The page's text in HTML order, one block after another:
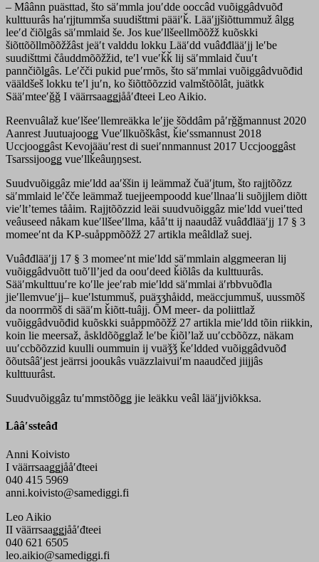
– Mâânn puästtad, što säʹmmla jouʹdde ooccâd vuõiggâdvuõđ
kulttuurâs haʹrjjtummša suudišttmi pääiʹǩ. Lääʹjjšiõttummuž âlgg
leeʹd čiõlǥâs säʹmmlaid še. Jos kueʹllšeellmõõžž kuõskki
šiõttõõllmõõžžâst jeäʹt valddu lokku Lääʹdd vuâđđlääʹjj leʹbe
suudišttmi čåuddmõõžžid, teʹl vueʹǩǩ lij säʹmmlaid čuuʹt
pannčiõlǥâs. Leʹčči pukid pueʹrmõs, što säʹmmlai vuõiggâdvuõđid
vääldšeš lokku teʹl juʹn, ko šiõttõõzzid valmštõõlât, juätkk
Sääʹmteeʹǧǧ I väärrsaaǥǥjååʹđteei Leo Aikio.
Reenvuâlaž kueʹlšeeʹllemreäkka leʹjje šõddâm påʹrǧǧmannust 2020
Aanrest Juutuajooǥǥ Vueʹllkuõškâst, ǩieʹssmannust 2018
Uccjooǥǥâst Kevojääuʹrest di sueiʹnnmannust 2017 Uccjooǥǥâst
Tsarssijooǥǥ vueʹllǩeâuŋŋsest.
Suudvuõiggâz mieʹldd aaʹššin ij leämmaž čuäʹjtum, što rajjtõõzz
säʹmmlaid leʹčče leämmaž tuejjeempoodd kueʹllnaaʹli suõjjlem diõtt
vieʹltʼtemes tååim. Rajjtõõzzid leäi suudvuõiggâz mieʹldd vueiʹtted
veâuseed nåkam kueʹllšeeʹllma, kååʹtt ij naaudâž vuâđđlääʹjj 17 § 3
momeeʹnt da KP-suåppmõõžž 27 artikla meâldlaž suej.
Vuâđđlääʹjj 17 § 3 momeeʹnt mieʹldd säʹmmlain alggmeeran lij
vuõiggâdvuõtt tuõʹllʼjed da oouʹdeed ǩiõlâs da kulttuurâs.
Sääʹmkulttuuʹre koʹlle jeeʹrab mieʹldd säʹmmlai äʹrbbvuõđla
jieʹllemvueʹjj– kueʹlstummuš, puäʒʒhåidd, meäccjummuš, uussmõš
da noorrmõš di sääʹm ǩiõtt-tuâjj. ÕM meer- da poliittlaž
vuõiggâdvuõđid kuõskki suåppmõõžž 27 artikla mieʹldd tõin riikkin,
koin lie meersaž, åskldõõǥǥlaž leʹbe ǩiõlʼlaž uuʹccbõõzz, näkam
uuʹccbõõzzid kuulli oummuin ij vuäǯǯ ǩeʹldded vuõiggâdvuõđ
õõutsââʹjest jeärrsi jooukâs vuäzzlaivuiʹm naaudčed jiijjâs
kulttuurâst.
Suudvuõiggâz tuʹmmstõõǥǥ jie leäkku veâl lääʹjjviõkksa.
Lââʹssteâđ
Anni Koivisto
I väärrsaaǥǥjååʹđteei
040 415 5969
anni.koivisto@samediggi.fi
Leo Aikio
II väärrsaaǥǥjååʹđteei
040 621 6505
leo.aikio@samediggi.fi